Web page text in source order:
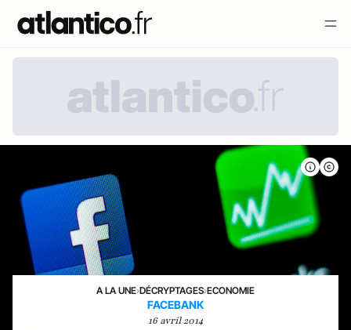
A LA UNE›DÉCRYPTAGES›ECONOMIE
FACEBANK
16 avril 2014